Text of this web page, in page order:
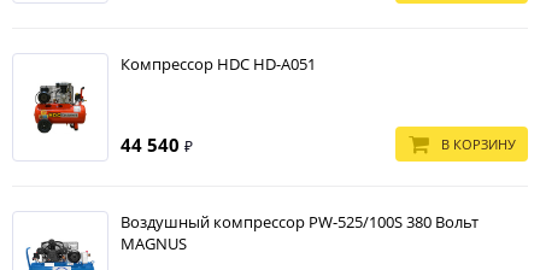
Компрессор HDC HD-A051
44 540 ₽ В КОРЗИНУ
Воздушный компрессор PW-525/100S 380 Вольт
MAGNUS